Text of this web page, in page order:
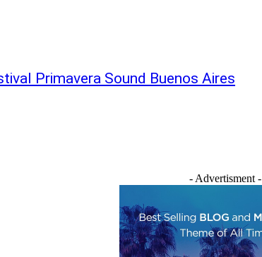
Primavera Sound Buenos Aires
- Advertisment -